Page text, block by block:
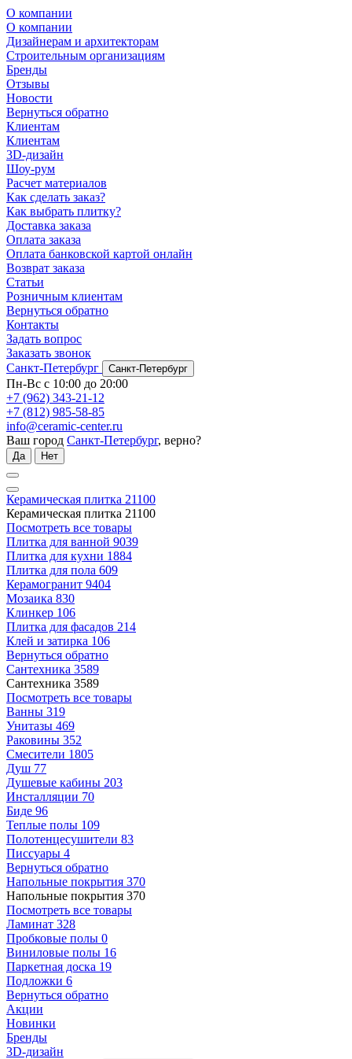
О компании
О компании
Дизайнерам и архитекторам
Строительным организациям
Бренды
Отзывы
Новости
Вернуться обратно
Клиентам
Клиентам
3D-дизайн
Шоу-рум
Расчет материалов
Как сделать заказ?
Как выбрать плитку?
Доставка заказа
Оплата заказа
Оплата банковской картой онлайн
Возврат заказа
Статьи
Розничным клиентам
Вернуться обратно
Контакты
Задать вопрос
Заказать звонок
Санкт-Петербург
Санкт-Петербург
Пн-Вс с 10:00 до 20:00
+7 (962) 343-21-12
+7 (812) 985-58-85
info@ceramic-center.ru
Ваш город Санкт-Петербург, верно?
Да Нет
Керамическая плитка 21100
Керамическая плитка 21100
Посмотреть все товары
Плитка для ванной 9039
Плитка для кухни 1884
Плитка для пола 609
Керамогранит 9404
Мозаика 830
Клинкер 106
Плитка для фасадов 214
Клей и затирка 106
Вернуться обратно
Сантехника 3589
Сантехника 3589
Посмотреть все товары
Ванны 319
Унитазы 469
Раковины 352
Смесители 1805
Душ 77
Душевые кабины 203
Инсталляции 70
Биде 96
Теплые полы 109
Полотенцесушители 83
Писсуары 4
Вернуться обратно
Напольные покрытия 370
Напольные покрытия 370
Посмотреть все товары
Ламинат 328
Пробковые полы 0
Виниловые полы 16
Паркетная доска 19
Подложки 6
Вернуться обратно
Акции
Новинки
Бренды
3D-дизайн